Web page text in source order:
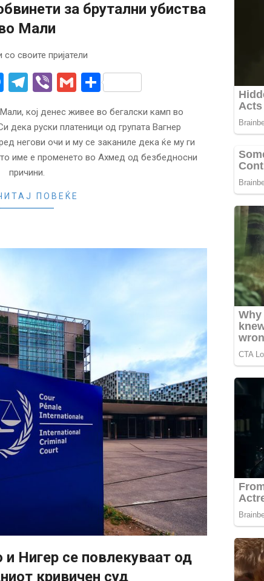
за брутални убиства
Мали
своите пријатели
Messenger
Telegram
ViberGmailShare
кој денес живее во бегалски камп во
дека руски платеници од групата Вагнер
негови очи и му се заканиле дека ќе му ги
име е променето во Ахмед од безбедносни
причини.
ПОВЕЌЕ
Нигер се повлекуваат од
кривичен суд